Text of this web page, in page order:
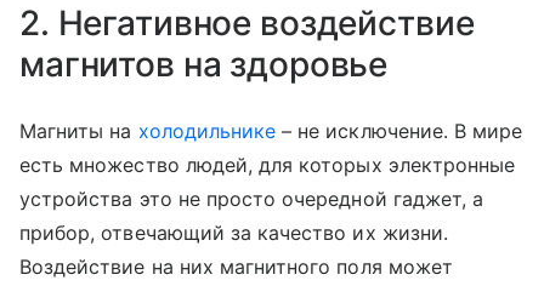
2. Негативное воздействие
магнитов на здоровье
Магниты на холодильнике – не исключение. В мире
есть множество людей, для которых электронные
устройства это не просто очередной гаджет, а
прибор, отвечающий за качество их жизни.
Воздействие на них магнитного поля может